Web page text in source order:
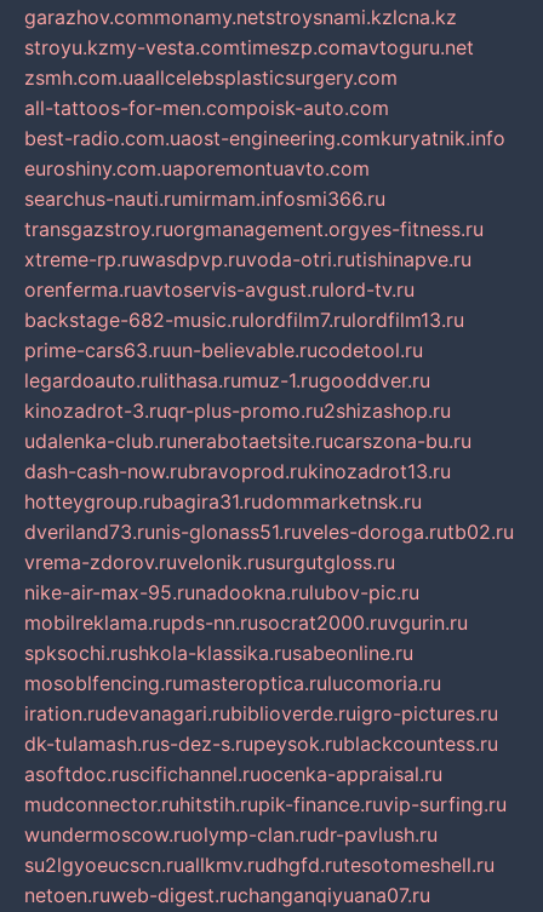
garazhov.commonamy.netstroysnami.kzlcna.kz
stroyu.kzmy-vesta.comtimeszp.comavtoguru.net
zsmh.com.uaallcelebsplasticsurgery.com
all-tattoos-for-men.compoisk-auto.com
best-radio.com.uaost-engineering.comkuryatnik.info
euroshiny.com.uaporemontuavto.com
searchus-nauti.rumirmam.infosmi366.ru
transgazstroy.ruorgmanagement.orgyes-fitness.ru
xtreme-rp.ruwasdpvp.ruvoda-otri.rutishinapve.ru
orenferma.ruavtoservis-avgust.rulord-tv.ru
backstage-682-music.rulordfilm7.rulordfilm13.ru
prime-cars63.ruun-believable.rucodetool.ru
legardoauto.rulithasa.rumuz-1.rugooddver.ru
kinozadrot-3.ruqr-plus-promo.ru2shizashop.ru
udalenka-club.runerabotaetsite.rucarszona-bu.ru
dash-cash-now.rubravoprod.rukinozadrot13.ru
hotteygroup.rubagira31.rudommarketnsk.ru
dveriland73.runis-glonass51.ruveles-doroga.rutb02.ru
vrema-zdorov.ruvelonik.rusurgutgloss.ru
nike-air-max-95.runadookna.rulubov-pic.ru
mobilreklama.rupds-nn.rusocrat2000.ruvgurin.ru
spksochi.rushkola-klassika.rusabeonline.ru
mosoblfencing.rumasteroptica.rulucomoria.ru
iration.rudevanagari.rubiblioverde.ruigro-pictures.ru
dk-tulamash.rus-dez-s.rupeysok.rublackcountess.ru
asoftdoc.ruscifichannel.ruocenka-appraisal.ru
mudconnector.ruhitstih.rupik-finance.ruvip-surfing.ru
wundermoscow.ruolymp-clan.rudr-pavlush.ru
su2lgyoeucscn.ruallkmv.rudhgfd.rutesotomeshell.ru
netoen.ruweb-digest.ruchanganqiyuana07.ru